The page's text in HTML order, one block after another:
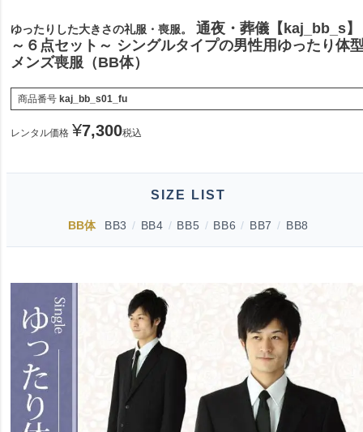
ゆったりした大きさの礼服・喪服。
通夜・葬儀【kaj_bb_s】
～６点セット～ シングルタイプの男性用ゆったり体
メンズ喪服（BB体）
商品番号 kaj_bb_s01_fu
レンタル価格 ¥7,300税込
SIZE LIST
BB体 BB3 / BB4 / BB5 / BB6 / BB7 / BB8